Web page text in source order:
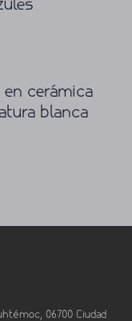
en cerámica
blanca
06700 Ciudad